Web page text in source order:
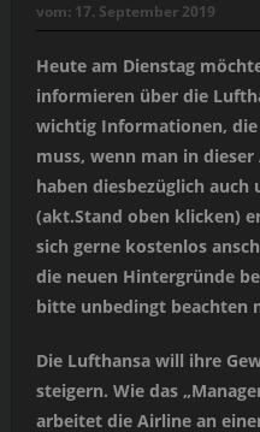
vom: 17. September 2019
Heute am Dienstag
informieren über die
wichtig Informationen,
muss, wenn man in
haben diesbezüglich
(akt.Stand oben klicken)
sich gerne kostenlos
die neuen Hintergründe
bitte unbedingt beachten
Die Lufthansa will ihre
steigern. Wie das
arbeitet die Airline an